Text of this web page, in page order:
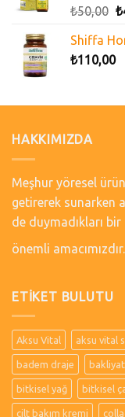
₺50,00 ₺
Shiffa
₺110,00
HAKKIMIZDA
Meşhur yöresel
getirerek sunarken
de duymadıkları
önemli amacımızdır.
ETIKET BULUTU
Aksu Vital aksu vital
badem draje bakliyat
bitkisel yağ bitkisel
cilt bakım kremi